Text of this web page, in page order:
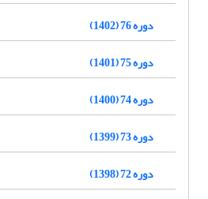
دوره 76 (1402)
دوره 75 (1401)
دوره 74 (1400)
دوره 73 (1399)
دوره 72 (1398)